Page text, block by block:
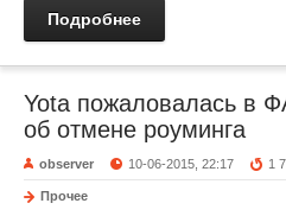
Подробнее
Yota пожаловалась в
об отмене роуминга
observer 10-06-2015, 22:17 1
Прочее